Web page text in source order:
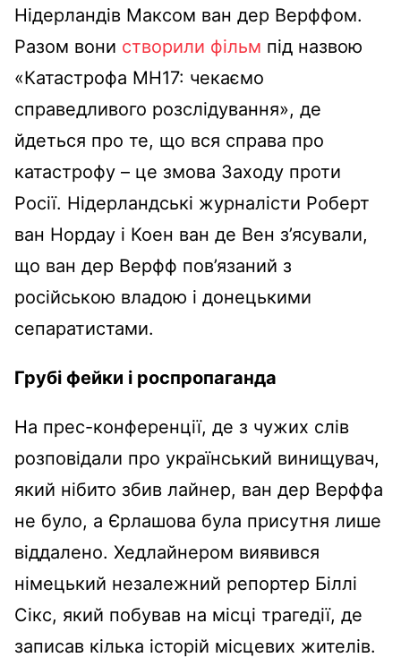
Нідерландів Максом ван дер Верффом.
Разом вони створили фільм під назвою
«Катастрофа MH17: чекаємо
справедливого розслідування», де
йдеться про те, що вся справа про
катастрофу – це змова Заходу проти
Росії. Нідерландські журналісти Роберт
ван Нордау і Коен ван де Вен з’ясували,
що ван дер Верфф пов’язаний з
російською владою і донецькими
сепаратистами.
Грубі фейки і роспропаганда
На прес-конференції, де з чужих слів
розповідали про український винищувач,
який нібито збив лайнер, ван дер Верффа
не було, а Єрлашова була присутня лише
віддалено. Хедлайнером виявився
німецький незалежний репортер Біллі
Сікс, який побував на місці трагедії, де
записав кілька історій місцевих жителів.